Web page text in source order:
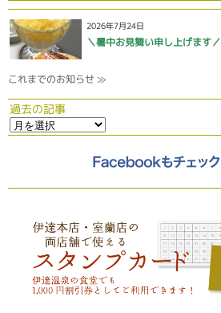
2026年7月24日
＼暑中お見舞い申し上げます／
これまでのお知らせ ≫
過去の記事